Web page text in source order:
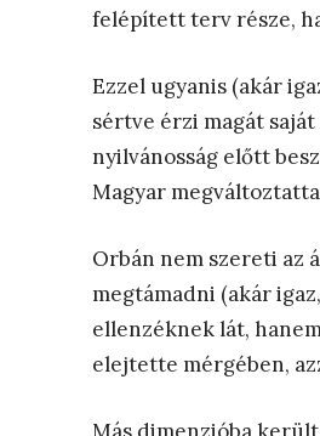
felépített terv része,
Ezzel ugyanis (akár
sértve érzi magát
nyilvánosság előtt
Magyar
Orbán nem szereti az
megtámadni (akár
ellenzéknek lát,
elejtette mérgében,